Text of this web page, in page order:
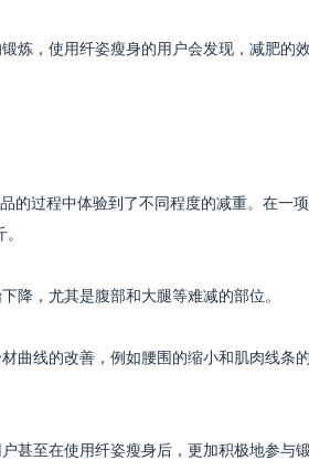
炼，使用纤姿瘦身的用户会发现，减肥的
的过程中体验到了不同程度的减重。在一
降，尤其是腹部和大腿等难减的部位。
曲线的改善，例如腰围的缩小和肌肉线条
甚至在使用纤姿瘦身后，更加积极地参与